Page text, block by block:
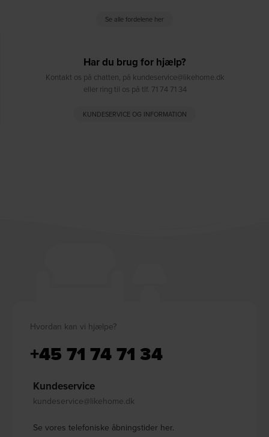
Se alle fordelene her
Har du brug for hjælp?
Kontakt os på chatten, på kundeservice@likehome.dk
eller ring til os på tlf. 71 74 71 34
KUNDESERVICE OG INFORMATION
Hvordan kan vi hjælpe?
+45 71 74 71 34
Kundeservice
kundeservice@likehome.dk
Se vores telefoniske åbningstider her.